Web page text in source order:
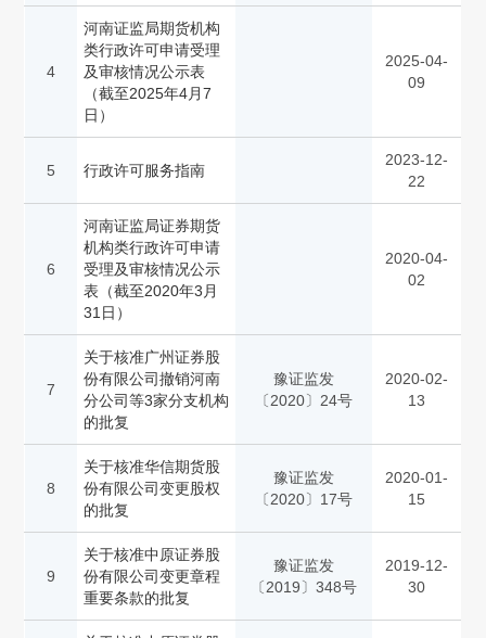
4
河南证监局期货机构
类行政许可申请受理
及审核情况公示表
（截至2025年4月7
日）
2025-04-
09
5 行政许可服务指南
2023-12-
22
6
河南证监局证券期货
机构类行政许可申请
受理及审核情况公示
表（截至2020年3月
31日）
2020-04-
02
7
关于核准广州证券股
份有限公司撤销河南
分公司等3家分支机构
的批复
豫证监发
〔2020〕24号
2020-02-
13
8
关于核准华信期货股
份有限公司变更股权
的批复
豫证监发
〔2020〕17号
2020-01-
15
9
关于核准中原证券股
份有限公司变更章程
重要条款的批复
豫证监发
〔2019〕348号
2019-12-
30